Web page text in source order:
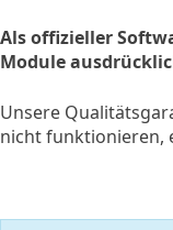
Als offizieller
Module
Unsere
nicht funktionieren,